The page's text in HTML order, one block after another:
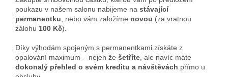
poukazu v našem salonu nabijeme na stávající
permanentku , nebo vám založíme novou (za vratnou
zálohu 100 Kč).
Díky výhodám spojeným s permanentkami získáte z
opalování maximum – nejen že šetříte , ale navíc máte
dokonalý přehled o svém kreditu a návštěvách přímo u